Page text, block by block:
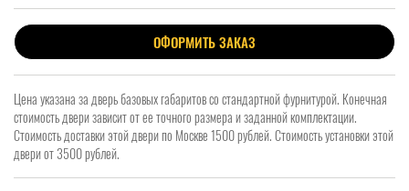
ОФОРМИТЬ ЗАКАЗ
Цена указана за дверь базовых габаритов со стандартной фурнитурой. Конечная
стоимость двери зависит от ее точного размера и заданной комплектации.
Стоимость доставки этой двери по Москве 1500 рублей. Стоимость установки этой
двери от 3500 рублей.